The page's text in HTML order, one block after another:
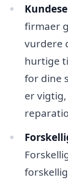
firmaer
vurdere
hurtige
for dine
er